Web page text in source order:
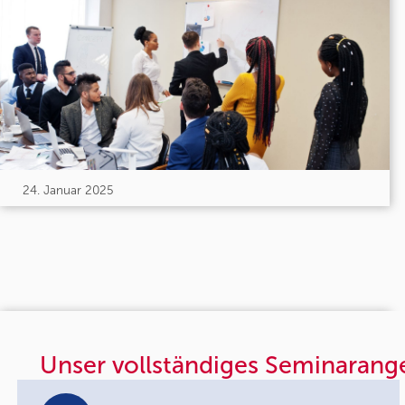
24. Januar 2025
Unser vollständiges